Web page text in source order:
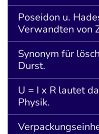
Poseidon u.
Verwandten von
Synonym für
Durst.
U = I x R lautet
Physik.